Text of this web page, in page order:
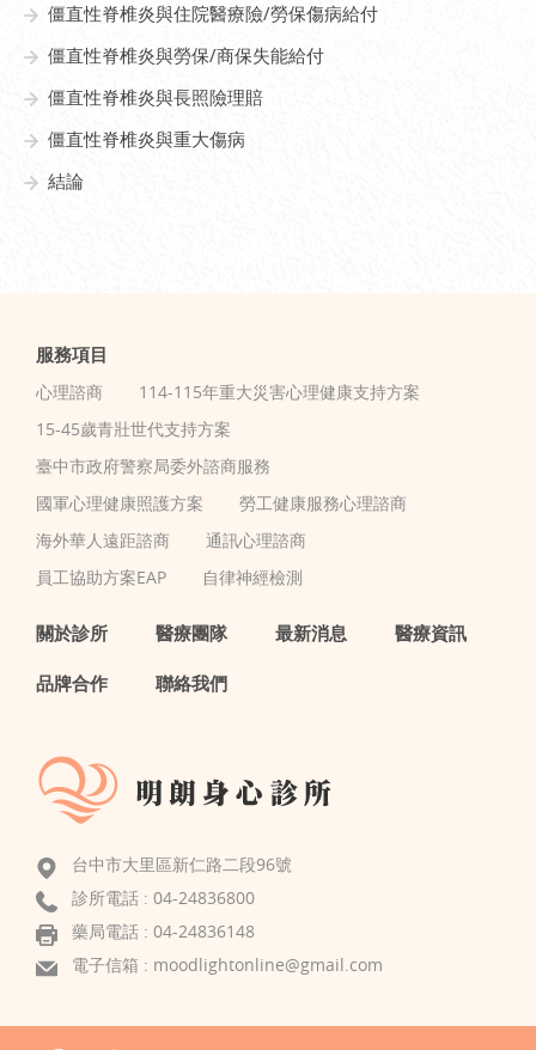
僵直性脊椎炎與住院醫療險/勞保傷病給付
僵直性脊椎炎與勞保/商保失能給付
僵直性脊椎炎與長照險理賠
僵直性脊椎炎與重大傷病
結論
服務項目
心理諮商
114-115年重大災害心理健康支持方案
15-45歲青壯世代支持方案
臺中市政府警察局委外諮商服務
國軍心理健康照護方案
勞工健康服務心理諮商
海外華人遠距諮商
通訊心理諮商
員工協助方案EAP
自律神經檢測
關於診所 醫療團隊 最新消息 醫療資訊
品牌合作 聯絡我們
台中市大里區新仁路二段96號
診所電話 : 04-24836800
藥局電話 : 04-24836148
電子信箱 : moodlightonline@gmail.com